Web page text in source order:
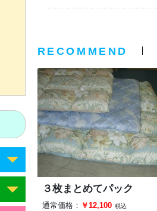
RECOMMEND
３枚まとめてパック
通常価格： ￥12,100 税込